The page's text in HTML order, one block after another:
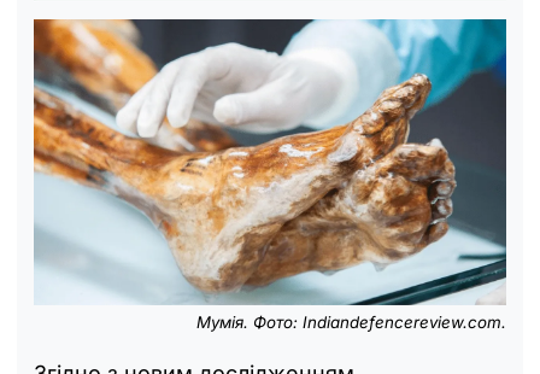
Мумія. Фото: Indiandefencereview.com.